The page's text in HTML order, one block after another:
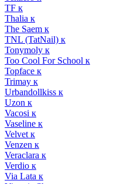
TF к
Thalia к
The Saem к
TNL (TatNail) к
Tonymoly к
Too Cool For School к
Topface к
Trimay к
Urbandollkiss к
Uzon к
Vacosi к
Vaseline к
Velvet к
Venzen к
Veraclara к
Verdio к
Via Lata к